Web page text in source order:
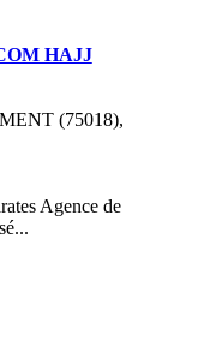
HAJJ
(75018),
Agence de